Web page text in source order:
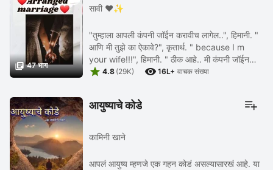
 47 भाग
सावी ❤️✨
"तुम्हाला आपली कंपनी जॉईन करावीच लागेल..", हिमानी. "
आणि मी तुझे का ऐकावे?", कृतार्थ. " because I m
your wife!!!", हिमानी. " ठीक आहे.. मी कंपनी जॉईन
करेन.. पण त्या बदल्यात मला काय मिळणार??", ...
 4.8 (29K)  16L+ वाचक संख्या
आयुष्याचे कोडे
कामिनी खाने
आपलं आयुष्य म्हणजे एक गहन कोडं असल्यासारखं आहे. या